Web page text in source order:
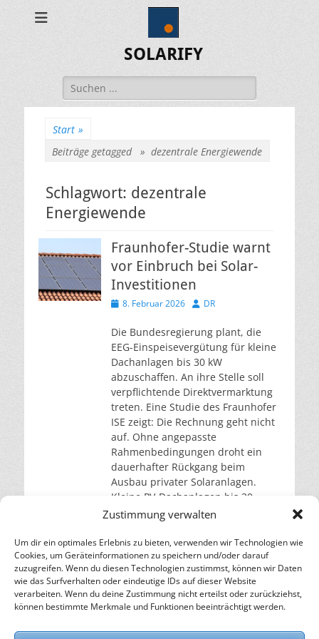
Zustimmung verwalten
Um dir ein optimales Erlebnis zu bieten, verwenden wir Technologien wie
Cookies, um Geräteinformationen zu speichern und/oder darauf
zuzugreifen. Wenn du diesen Technologien zustimmst, können wir Daten
wie das Surfverhalten oder eindeutige IDs auf dieser Website
verarbeiten. Wenn du deine Zustimmung nicht erteilst oder zurückziehst,
können bestimmte Merkmale und Funktionen beeinträchtigt werden.
SOLARIFY
Suchen
nach:
Start »
Beiträge getagged » dezentrale Energiewende
Schlagwort: dezentrale
Energiewende
Fraunhofer-Studie warnt
vor Einbruch bei Solar-
Investitionen
Veröffentlicht
8. Februar 2026 Autor
DR
Die Bundesregierung plant, die
EEG-Einspeisevergütung für kleine
Dachanlagen bis 30 kW
abzuschaffen. An ihre Stelle soll
verpflichtende Direktvermarktung
treten. Eine Studie des Fraunhofer
ISE zeigt: Die Rechnung geht nicht
auf. Ohne angepasste
Rahmenbedingungen droht ein
dauerhafter Rückgang beim
Ausbau privater Solaranlagen.
Kleine PV-Dachanlagen bis 30
Kilowatt Leistung machen über ein
Photovoltaik-Kapazität
weiterlesen…
– Energie für die Zukunft –